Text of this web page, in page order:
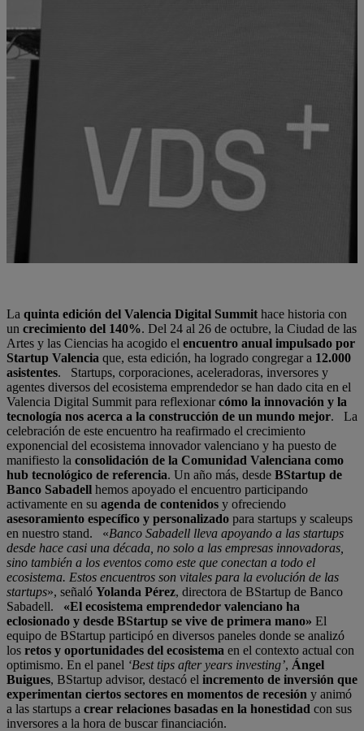
La quinta edición del Valencia Digital Summit hace historia con
un crecimiento del 140%. Del 24 al 26 de octubre, la Ciudad de las
Artes y las Ciencias ha acogido el encuentro anual impulsado por
Startup Valencia que, esta edición, ha logrado congregar a 12.000
asistentes. Startups, corporaciones, aceleradoras, inversores y
agentes diversos del ecosistema emprendedor se han dado cita en el
Valencia Digital Summit para reflexionarcómo la innovación y la
tecnología nos acerca a la construcción de un mundo mejor. La
celebración de este encuentro ha reafirmado el crecimiento
exponencial del ecosistema innovador valenciano y ha puesto de
manifiesto la consolidación de la Comunidad Valenciana como
hub tecnológico de referencia. Un año más, desde BStartup de
Banco Sabadell hemos apoyado el encuentro participando
activamente en su agenda de contenidos y ofreciendo
asesoramiento específico y personalizado para startups y scaleups
en nuestro stand. «Banco Sabadell lleva apoyando a las startups
desde hace casi una década, no solo a las empresas innovadoras,
sino también a los eventos como este que conectan a todo el
ecosistema. Estos encuentros son vitales para la evolución de las
startups», señaló Yolanda Pérez, directora de BStartup de Banco
Sabadell. «El ecosistema emprendedor valenciano ha
eclosionado y desde BStartup se vive de primera mano» El
equipo de BStartup participó en diversos paneles donde se analizó
los retos y oportunidades del ecosistema en el contexto actual con
optimismo. En el panel ‘Best tips after years investing’, Ángel
Buigues, BStartup advisor, destacó el incremento de inversión que
experimentan ciertos sectores en momentos de recesión y animó
a las startups a crear relaciones basadas en la honestidad con sus
inversores a la hora de buscar financiación.